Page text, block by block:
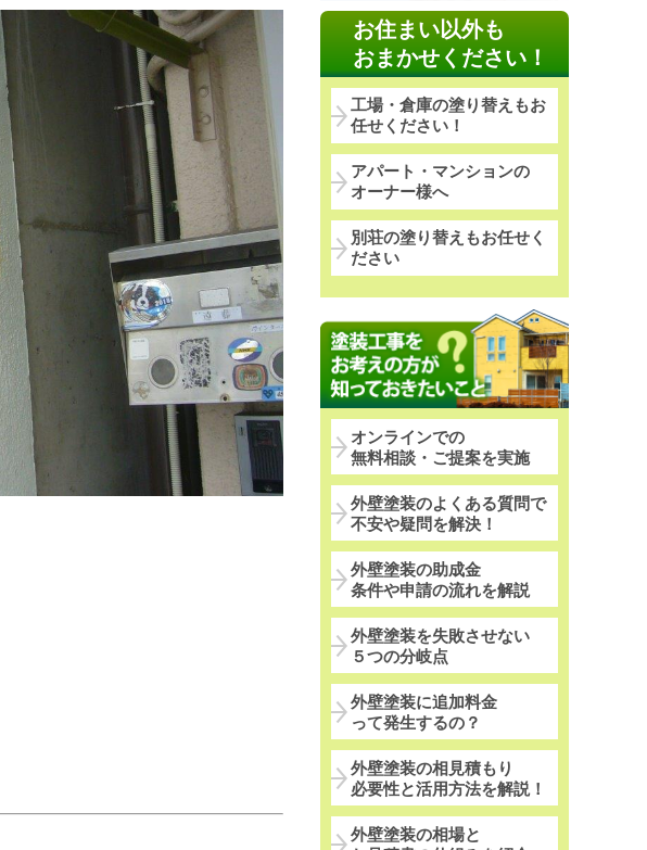
お住まい以外も
おまかせください！
工場・倉庫の塗り替えもお
任せください！
アパート・マンションの
オーナー様へ
別荘の塗り替えもお任せく
ださい
オンラインでの
無料相談・ご提案を実施
外壁塗装のよくある質問で
不安や疑問を解決！
外壁塗装の助成金
条件や申請の流れを解説
外壁塗装を失敗させない
５つの分岐点
外壁塗装に追加料金
って発生するの？
外壁塗装の相見積もり
必要性と活用方法を解説！
外壁塗装の相場と